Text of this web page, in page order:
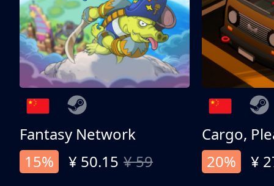
Fantasy Network
15%
¥ 50.15 ¥ 59
Cargo,
20%
¥